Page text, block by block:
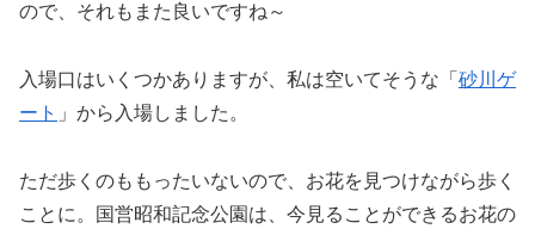
ので、それもまた良いですね～
入場口はいくつかありますが、私は空いてそうな「 砂川ゲ
ート 」から入場しました。
ただ歩くのももったいないので、お花を見つけながら歩く
ことに。国営昭和記念公園は、今見ることができるお花の